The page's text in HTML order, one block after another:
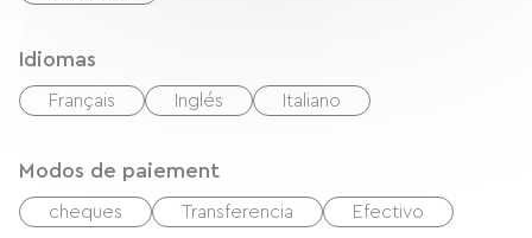
Idiomas
Français Inglés Italiano
Modos de paiement
cheques Transferencia Efectivo